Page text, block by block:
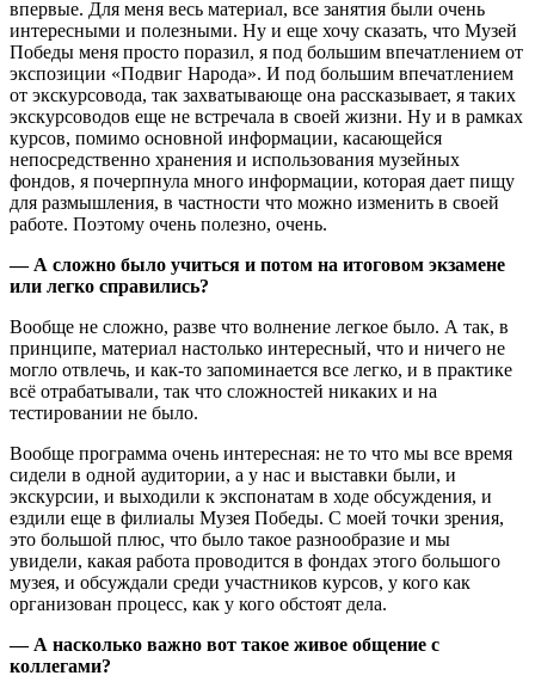
впервые. Для меня весь материал, все занятия были очень
интересными и полезными. Ну и еще хочу сказать, что Музей
Победы меня просто поразил, я под большим впечатлением от
экспозиции «Подвиг Народа». И под большим впечатлением
от экскурсовода, так захватывающе она рассказывает, я таких
экскурсоводов еще не встречала в своей жизни. Ну и в рамках
курсов, помимо основной информации, касающейся
непосредственно хранения и использования музейных
фондов, я почерпнула много информации, которая дает пищу
для размышления, в частности что можно изменить в своей
работе. Поэтому очень полезно, очень.
— А сложно было учиться и потом на итоговом экзамене
или легко справились?
Вообще не сложно, разве что волнение легкое было. А так, в
принципе, материал настолько интересный, что и ничего не
могло отвлечь, и как-то запоминается все легко, и в практике
всё отрабатывали, так что сложностей никаких и на
тестировании не было.
Вообще программа очень интересная: не то что мы все время
сидели в одной аудитории, а у нас и выставки были, и
экскурсии, и выходили к экспонатам в ходе обсуждения, и
ездили еще в филиалы Музея Победы. С моей точки зрения,
это большой плюс, что было такое разнообразие и мы
увидели, какая работа проводится в фондах этого большого
музея, и обсуждали среди участников курсов, у кого как
организован процесс, как у кого обстоят дела.
— А насколько важно вот такое живое общение с
коллегами?